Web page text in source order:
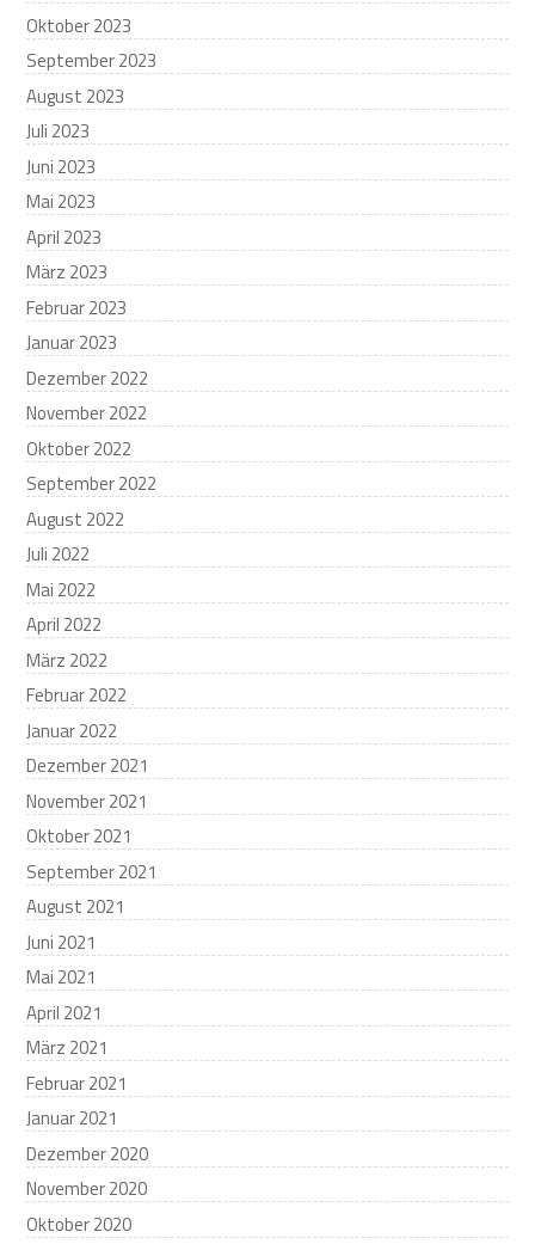
Oktober 2023
September 2023
August 2023
Juli 2023
Juni 2023
Mai 2023
April 2023
März 2023
Februar 2023
Januar 2023
Dezember 2022
November 2022
Oktober 2022
September 2022
August 2022
Juli 2022
Mai 2022
April 2022
März 2022
Februar 2022
Januar 2022
Dezember 2021
November 2021
Oktober 2021
September 2021
August 2021
Juni 2021
Mai 2021
April 2021
März 2021
Februar 2021
Januar 2021
Dezember 2020
November 2020
Oktober 2020